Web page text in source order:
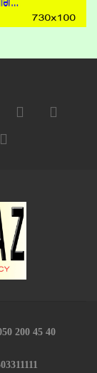
200 45 40